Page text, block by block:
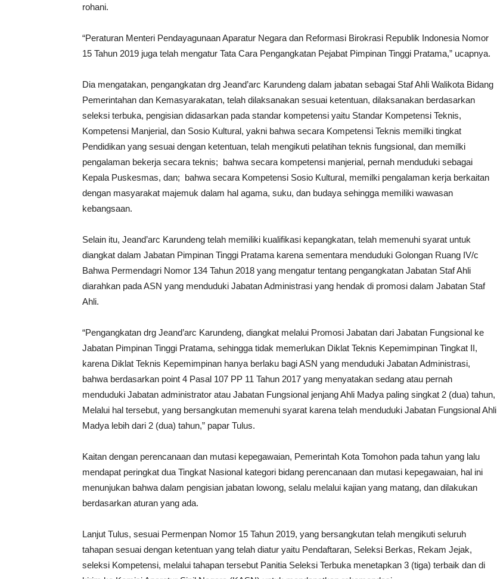
rohani.
“Peraturan Menteri Pendayagunaan Aparatur Negara dan Reformasi Birokrasi Republik Indonesia Nomor
15 Tahun 2019 juga telah mengatur Tata Cara Pengangkatan Pejabat Pimpinan Tinggi Pratama,” ucapnya.
Dia mengatakan, pengangkatan drg Jeand’arc Karundeng dalam jabatan sebagai Staf Ahli Walikota Bidang
Pemerintahan dan Kemasyarakatan, telah dilaksanakan sesuai ketentuan, dilaksanakan berdasarkan
seleksi terbuka, pengisian didasarkan pada standar kompetensi yaitu Standar Kompetensi Teknis,
Kompetensi Manjerial, dan Sosio Kultural, yakni bahwa secara Kompetensi Teknis memilki tingkat
Pendidikan yang sesuai dengan ketentuan, telah mengikuti pelatihan teknis fungsional, dan memilki
pengalaman bekerja secara teknis; bahwa secara kompetensi manjerial, pernah menduduki sebagai
Kepala Puskesmas, dan; bahwa secara Kompetensi Sosio Kultural, memilki pengalaman kerja berkaitan
dengan masyarakat majemuk dalam hal agama, suku, dan budaya sehingga memiliki wawasan
kebangsaan.
Selain itu, Jeand’arc Karundeng telah memiliki kualifikasi kepangkatan, telah memenuhi syarat untuk
diangkat dalam Jabatan Pimpinan Tinggi Pratama karena sementara menduduki Golongan Ruang IV/c
Bahwa Permendagri Nomor 134 Tahun 2018 yang mengatur tentang pengangkatan Jabatan Staf Ahli
diarahkan pada ASN yang menduduki Jabatan Administrasi yang hendak di promosi dalam Jabatan Staf
Ahli.
“Pengangkatan drg Jeand’arc Karundeng, diangkat melalui Promosi Jabatan dari Jabatan Fungsional ke
Jabatan Pimpinan Tinggi Pratama, sehingga tidak memerlukan Diklat Teknis Kepemimpinan Tingkat II,
karena Diklat Teknis Kepemimpinan hanya berlaku bagi ASN yang menduduki Jabatan Administrasi,
bahwa berdasarkan point 4 Pasal 107 PP 11 Tahun 2017 yang menyatakan sedang atau pernah
menduduki Jabatan administrator atau Jabatan Fungsional jenjang Ahli Madya paling singkat 2 (dua) tahun,
Melalui hal tersebut, yang bersangkutan memenuhi syarat karena telah menduduki Jabatan Fungsional Ahli
Madya lebih dari 2 (dua) tahun,” papar Tulus.
Kaitan dengan perencanaan dan mutasi kepegawaian, Pemerintah Kota Tomohon pada tahun yang lalu
mendapat peringkat dua Tingkat Nasional kategori bidang perencanaan dan mutasi kepegawaian, hal ini
menunjukan bahwa dalam pengisian jabatan lowong, selalu melalui kajian yang matang, dan dilakukan
berdasarkan aturan yang ada.
Lanjut Tulus, sesuai Permenpan Nomor 15 Tahun 2019, yang bersangkutan telah mengikuti seluruh
tahapan sesuai dengan ketentuan yang telah diatur yaitu Pendaftaran, Seleksi Berkas, Rekam Jejak,
seleksi Kompetensi, melalui tahapan tersebut Panitia Seleksi Terbuka menetapkan 3 (tiga) terbaik dan di